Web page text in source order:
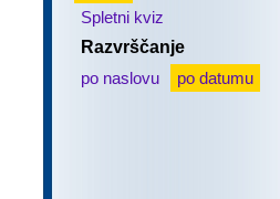
Spletni kviz
Razvrščanje
po naslovu
po datumu